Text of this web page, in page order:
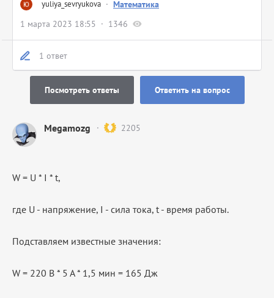
yuliya_sevryukova · Математика
1 марта 2023 18:55
1346
1 ответ
Посмотреть ответы Ответить на вопрос
Megamozg 2205
W = U * I * t,
где U - напряжение, I - сила тока, t - время работы.
Подставляем известные значения:
W = 220 В * 5 А * 1,5 мин = 165 Дж